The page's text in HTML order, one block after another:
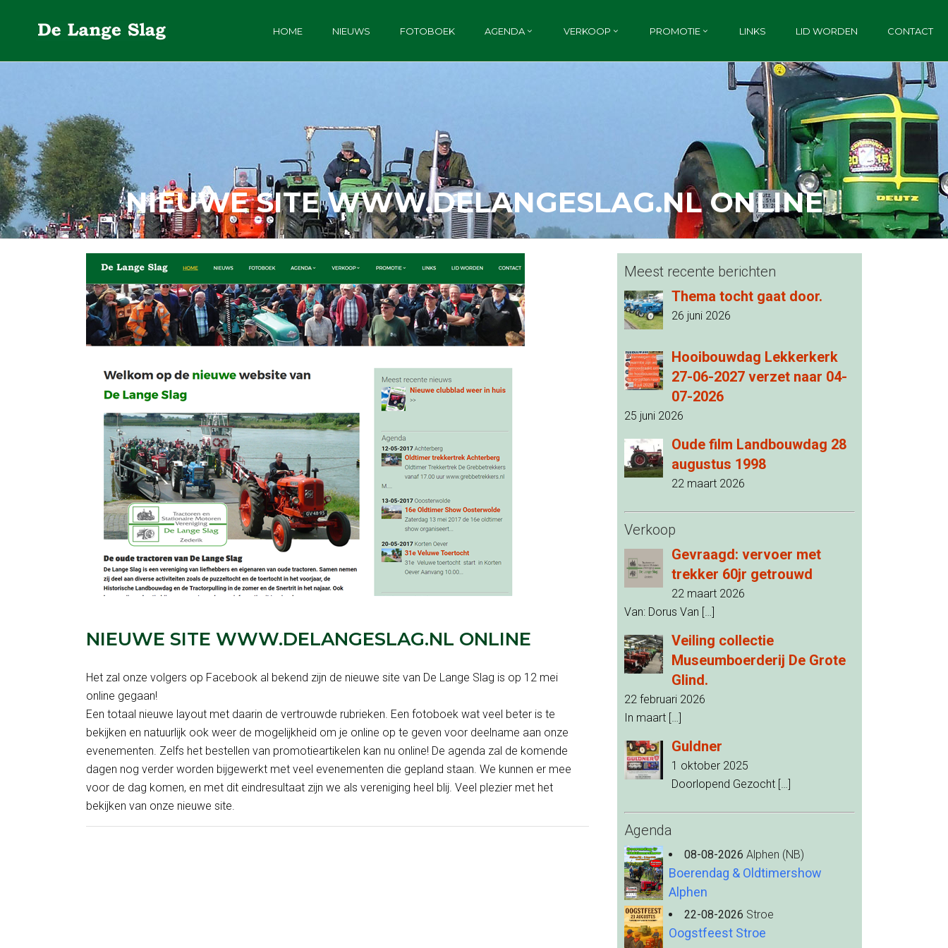
HOME NIEUWS FOTOBOEK AGENDA VERKOOP PROMOTIE LINKS LID WORDEN CONTACT
NIEUWE SITE WWW.DELANGESLAG.NL ONLINE
NIEUWE SITE WWW.DELANGESLAG.NL ONLINE
Het zal onze volgers op Facebook al bekend zijn de nieuwe site van De Lange Slag is op 12 mei
online gegaan!
Een totaal nieuwe layout met daarin de vertrouwde rubrieken. Een fotoboek wat veel beter is te
bekijken en natuurlijk ook weer de mogelijkheid om je online op te geven voor deelname aan onze
evenementen. Zelfs het bestellen van promotieartikelen kan nu online! De agenda zal de komende
dagen nog verder worden bijgewerkt met veel evenementen die gepland staan. We kunnen er mee
voor de dag komen, en met dit eindresultaat zijn we als vereniging heel blij. Veel plezier met het
bekijken van onze nieuwe site.
Meest recente berichten
Thema tocht gaat door.
26 juni 2026
Hooibouwdag Lekkerkerk
27-06-2027 verzet naar 04-
07-2026
25 juni 2026
Oude film Landbouwdag 28
augustus 1998
22 maart 2026
Verkoop
Gevraagd: vervoer met
trekker 60jr getrouwd
22 maart 2026
Van: Dorus Van […]
Veiling collectie
Museumboerderij De Grote
Glind.
22 februari 2026
In maart […]
Guldner
1 oktober 2025
Doorlopend Gezocht […]
Agenda
08-08-2026 Alphen (NB)
Boerendag & Oldtimershow
Alphen
22-08-2026 Stroe
Oogstfeest Stroe